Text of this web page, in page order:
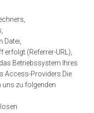
Datei,
erfolgt (Referrer-URL),
Betriebssystem Ihres
Access-Providers.Die
uns zu folgenden